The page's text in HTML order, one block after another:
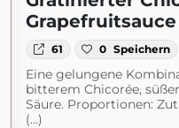
Grapefruitsauce
61 0 Speichern
Eine gelungene
bitterem Chicorée,
Säure. Proportionen:
(...)